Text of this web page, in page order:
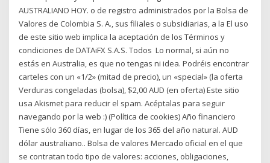
AUSTRALIANO HOY. o de registro administrados por la Bolsa de
Valores de Colombia S. A., sus filiales o subsidiarias, a la El uso
de este sitio web implica la aceptación de los Términos y
condiciones de DATAiFX S.A.S. Todos Lo normal, si aún no
estás en Australia, es que no tengas ni idea. Podréis encontrar
carteles con un «1/2» (mitad de precio), un «special» (la oferta
Verduras congeladas (bolsa), $2,00 AUD (en oferta) Este sitio
usa Akismet para reducir el spam. Acéptalas para seguir
navegando por la web :) (Política de cookies) Año financiero
Tiene sólo 360 días, en lugar de los 365 del año natural. AUD
dólar australiano.. Bolsa de valores Mercado oficial en el que
se contratan todo tipo de valores: acciones, obligaciones,